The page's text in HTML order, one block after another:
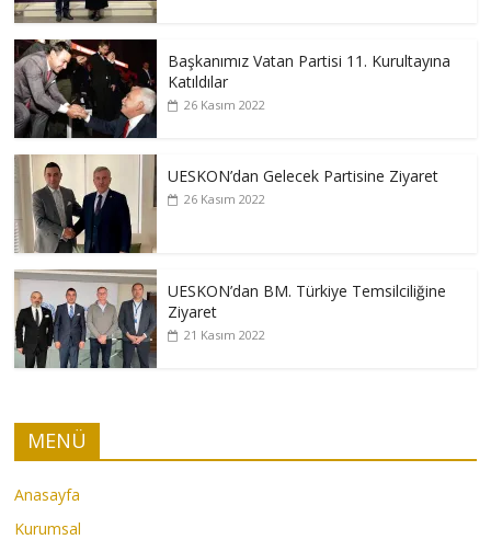
Başkanımız Vatan Partisi 11. Kurultayına
Katıldılar
26 Kasım 2022
UESKON’dan Gelecek Partisine Ziyaret
26 Kasım 2022
UESKON’dan BM. Türkiye Temsilciliğine
Ziyaret
21 Kasım 2022
MENÜ
Anasayfa
Kurumsal